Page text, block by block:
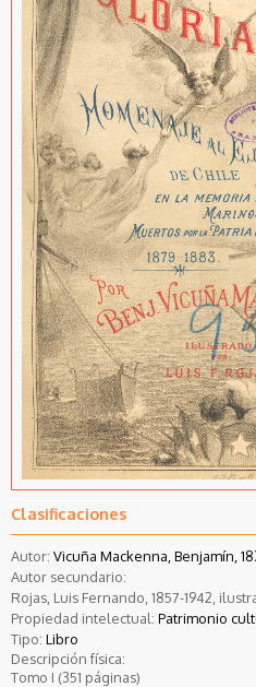
Clasificaciones
Autor: Vicuña Mackenna, Benjamín,
Autor secundario:
Rojas, Luis Fernando, 1857-1942,
Propiedad intelectual: Patrimonio
Tipo: Libro
Descripción física:
Tomo I (351 páginas)